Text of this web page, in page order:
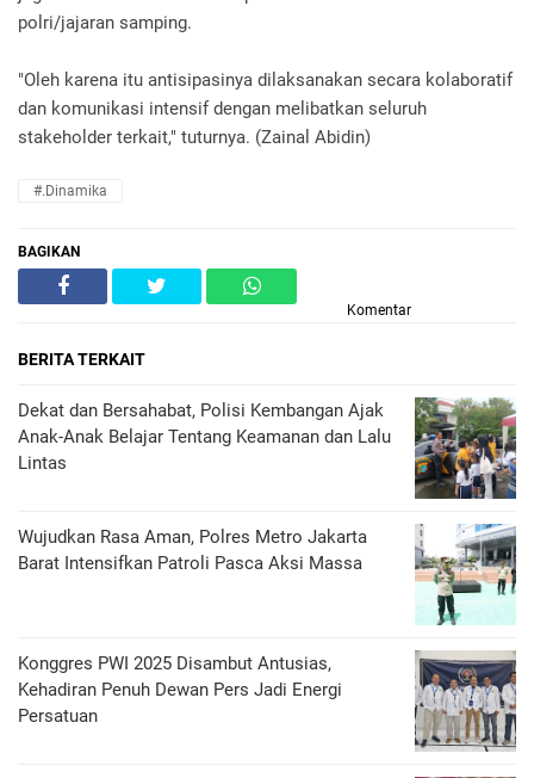
polri/jajaran samping.
"Oleh karena itu antisipasinya dilaksanakan secara kolaboratif
dan komunikasi intensif dengan melibatkan seluruh
stakeholder terkait," tuturnya. (Zainal Abidin)
#.Dinamika
BAGIKAN
Komentar
BERITA TERKAIT
Dekat dan Bersahabat, Polisi Kembangan Ajak
Anak-Anak Belajar Tentang Keamanan dan Lalu
Lintas
Wujudkan Rasa Aman, Polres Metro Jakarta
Barat Intensifkan Patroli Pasca Aksi Massa
Konggres PWI 2025 Disambut Antusias,
Kehadiran Penuh Dewan Pers Jadi Energi
Persatuan